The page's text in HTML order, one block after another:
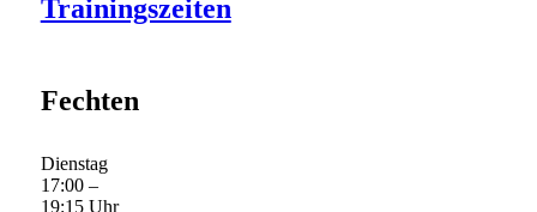
Trainingszeiten
Fechten
Dienstag
17:00 –
19:15 Uhr